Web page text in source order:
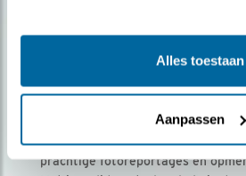
Alles toestaan
Aanpassen
Ontvang 5 x Vogels voor €
Vogels is het tijdschrift voor onze
prachtige fotoreportages en